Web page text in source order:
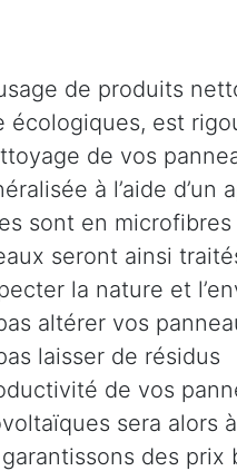
de produits
écologiques, est
de vos
à l’aide d’un
sont en
seront ainsi
la nature et
altérer vos
laisser de résidus
de vos
sera alors
des prix